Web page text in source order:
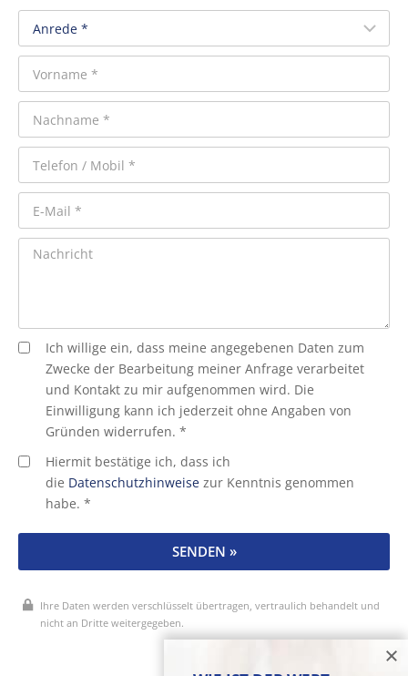
Ich willige ein, dass meine angegebenen Daten zum
Zwecke der Bearbeitung meiner Anfrage verarbeitet
und Kontakt zu mir aufgenommen wird. Die
Einwilligung kann ich jederzeit ohne Angaben von
Gründen widerrufen. *
Hiermit bestätige ich, dass ich
die Datenschutzhinweise zur Kenntnis genommen
habe. *
SENDEN »
Ihre Daten werden verschlüsselt übertragen, vertraulich behandelt und
nicht an Dritte weitergegeben.